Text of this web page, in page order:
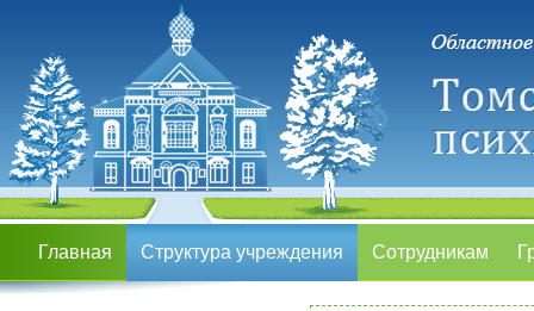
Главная Структура учреждения Сотрудникам